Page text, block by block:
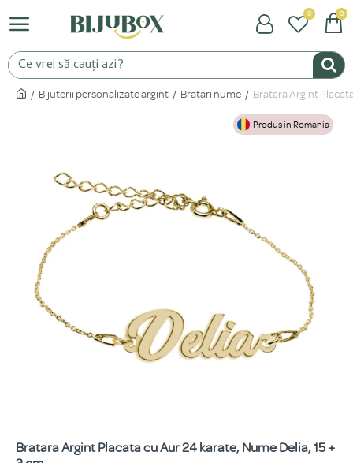
0 0
Bijuterii personalizate argint Bratari nume Bratara Argint
Produs in Romania
Bratara Argint Placata cu Aur 24 karate, Nume Delia, 15 +